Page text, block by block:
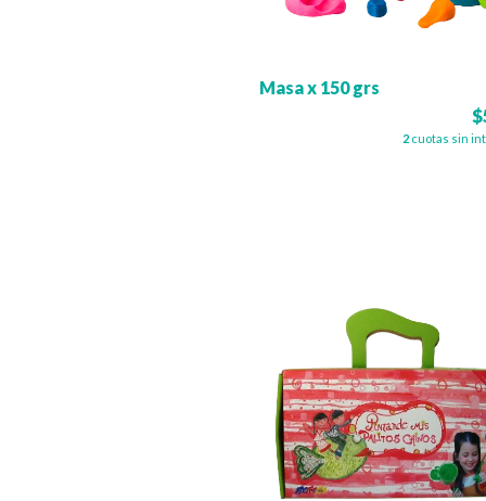
Masa x 150 grs
2 cuotas sin